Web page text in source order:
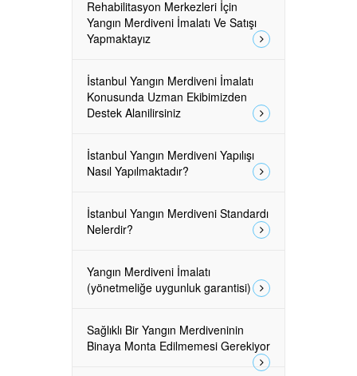
Rehabilitasyon Merkezleri İçin
Yangın Merdiveni İmalatı Ve Satışı
Yapmaktayız
İstanbul Yangın Merdiveni İmalatı
Konusunda Uzman Ekibimizden
Destek Alanilirsiniz
İstanbul Yangın Merdiveni Yapılışı
Nasıl Yapılmaktadır?
İstanbul Yangın Merdiveni Standardı
Nelerdir?
Yangın Merdiveni İmalatı
(yönetmeliğe uygunluk garantisi)
Sağlıklı Bir Yangın Merdiveninin
Binaya Monta Edilmemesi Gerekiyor